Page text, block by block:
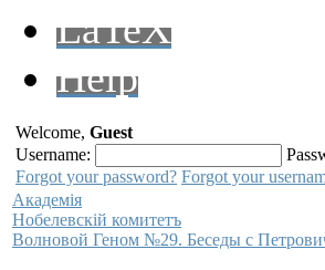
LaTeX
Help
Welcome, Guest
Username:
Forgot your password? Forgot your
Академiя
Нобелевскiй комитетъ
Волновой Геном №29. Беседы с